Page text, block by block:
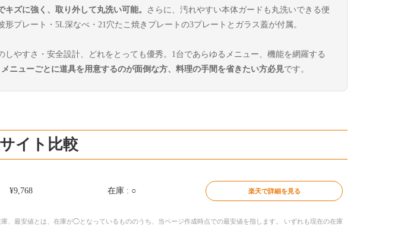
ズに強く、取り外して丸洗い可能。
さらに、汚れやすい本体ガードも丸洗いできる便
プレート・5L深なべ・21穴たこ焼きプレートの3プレートとガラス蓋が付属。
しやすさ・安全設計、どれをとっても優秀。1台であらゆるメニュー、機能を網羅する
メニューごとに道具を用意するのが面倒な方、料理の手間を省きたい方必見です。
イト比較
¥9,768 在庫 : ○ 楽天で詳細を見る
、最安値とは、在庫が◯となっているもののうち、当ページ作成時点での最安値を指します。 いずれも現在の在庫